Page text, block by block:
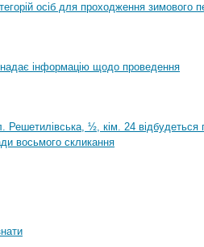
осіб для проходження зимового
інформацію щодо проведення
Решетилівська, ½, кім. 24 відбудеться
восьмого скликання